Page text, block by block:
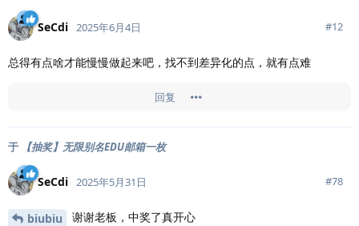
SeCdi 2025年6月4日 #12
总得有点啥才能慢慢做起来吧，找不到差异化的点，就有点难
回复
于 【抽奖】无限别名EDU邮箱一枚
SeCdi 2025年5月31日 #78
biubiu 谢谢老板，中奖了真开心